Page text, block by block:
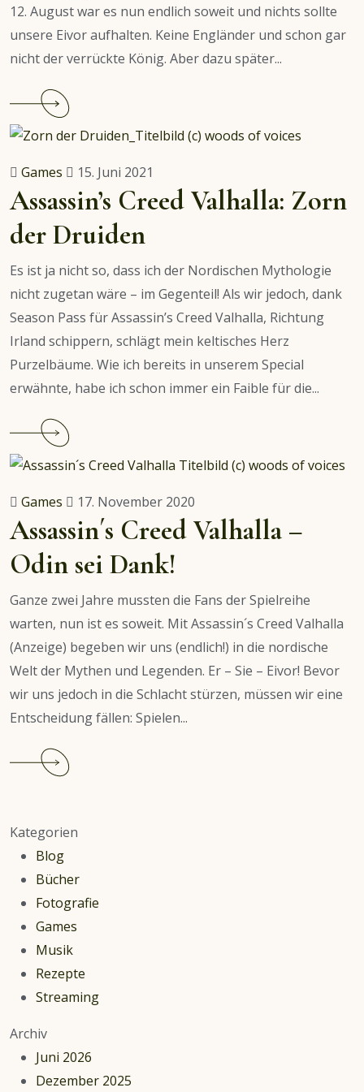
12. August war es nun endlich soweit und nichts sollte
unsere Eivor aufhalten. Keine Engländer und schon gar
nicht der verrückte König. Aber dazu später...
Assassin
´s
Creed
Valhalla
–
Belagerung
Games 15. Juni 2021
Assassin’s Creed Valhalla: Zorn
der Druiden
Es ist ja nicht so, dass ich der Nordischen Mythologie
nicht zugetan wäre – im Gegenteil! Als wir jedoch, dank
Season Pass für Assassin’s Creed Valhalla, Richtung
Irland schippern, schlägt mein keltisches Herz
Purzelbäume. Wie ich bereits in unserem Special
erwähnte, habe ich schon immer ein Faible für die...
Assassin’s
Creed
Valhalla:
Zorn
der
Games 17. November 2020
Assassin´s Creed Valhalla –
Odin sei Dank!
Ganze zwei Jahre mussten die Fans der Spielreihe
warten, nun ist es soweit. Mit Assassin´s Creed Valhalla
(Anzeige) begeben wir uns (endlich!) in die nordische
Welt der Mythen und Legenden. Er – Sie – Eivor! Bevor
wir uns jedoch in die Schlacht stürzen, müssen wir eine
Entscheidung fällen: Spielen...
Dank!
Kategorien
Blog
Bücher
Fotografie
Games
Musik
Rezepte
Streaming
Archiv
Juni 2026
Dezember 2025